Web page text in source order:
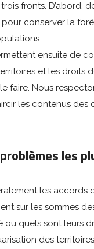
fronts. D’abord,
conserver la
ensuite de
et les droits
faire. Nous
les contenus
les
les accords
sur les sommes
ou quels sont leurs
des